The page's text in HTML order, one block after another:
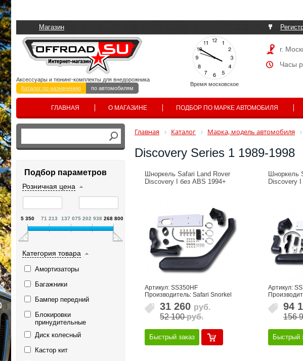
Магазин
Время московское
Аксессуары и тюнинг-комплекты для внедорожника
Каталог по назначению
по автомобилям
г.
Часы
ГЛАВНАЯ О МАГАЗИНЕ ПОДБОР ПО МАРКЕ АВТОМОБИЛЯ
Подбор параметров
Розничная цена
5 350 71 213 137 075 202 938 268 800
Категория товара
Амортизаторы
Багажники
Бампер передний
Блокировки
принудительные
Диск колесный
Кастор кит
Главная Каталог Марка, модель автомобиля
Discovery Series 1 1989-1998
Шноркель Safari Land Rover
Discovery I без ABS 1994+
Артикул: SS350HF
Производитель: Safari Snorkel
31 260 руб.
52 100руб.
Быстрый заказ
Шноркель
Discovery
Артикул:
94
156
Быстрый